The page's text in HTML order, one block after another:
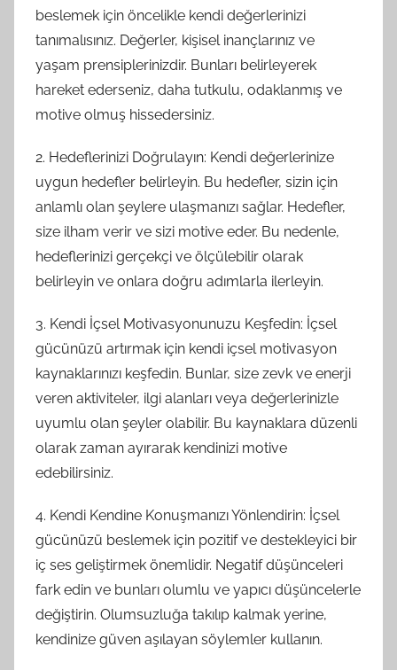
beslemek için öncelikle kendi değerlerinizi
tanımalısınız. Değerler, kişisel inançlarınız ve
yaşam prensiplerinizdir. Bunları belirleyerek
hareket ederseniz, daha tutkulu, odaklanmış ve
motive olmuş hissedersiniz.
2. Hedeflerinizi Doğrulayın: Kendi değerlerinize
uygun hedefler belirleyin. Bu hedefler, sizin için
anlamlı olan şeylere ulaşmanızı sağlar. Hedefler,
size ilham verir ve sizi motive eder. Bu nedenle,
hedeflerinizi gerçekçi ve ölçülebilir olarak
belirleyin ve onlara doğru adımlarla ilerleyin.
3. Kendi İçsel Motivasyonunuzu Keşfedin: İçsel
gücünüzü artırmak için kendi içsel motivasyon
kaynaklarınızı keşfedin. Bunlar, size zevk ve enerji
veren aktiviteler, ilgi alanları veya değerlerinizle
uyumlu olan şeyler olabilir. Bu kaynaklara düzenli
olarak zaman ayırarak kendinizi motive
edebilirsiniz.
4. Kendi Kendine Konuşmanızı Yönlendirin: İçsel
gücünüzü beslemek için pozitif ve destekleyici bir
iç ses geliştirmek önemlidir. Negatif düşünceleri
fark edin ve bunları olumlu ve yapıcı düşüncelerle
değiştirin. Olumsuzluğa takılıp kalmak yerine,
kendinize güven aşılayan söylemler kullanın.